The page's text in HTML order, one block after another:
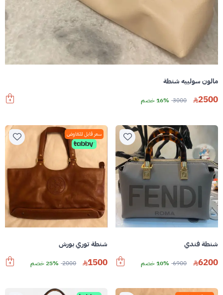
مالون سولييه شنطة
2500
3000 16% خصم
شنطة فندي
6200
6900 10% خصم
سعر قابل للتفاوض
شنطة توري بورش
1500
2000 25% خصم